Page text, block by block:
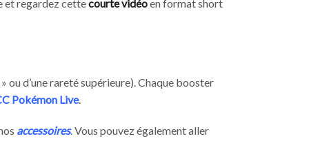
et regardez cettecourte vidéoen format short
d’une rareté supérieure). Chaque booster
Pokémon Live.
accessoires. Vous pouvez également aller